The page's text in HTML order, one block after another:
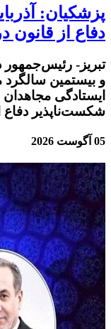
پزشکیان:
دفاع از
تبریز-
و بیستمین سالگرد
ایستادگی
شکست‌ناپذیر
05 آگوست 2026